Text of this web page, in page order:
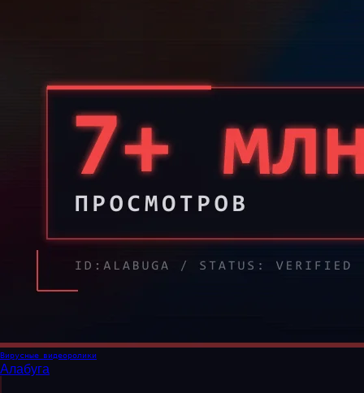
Вирусные видеоролики
Алабуга